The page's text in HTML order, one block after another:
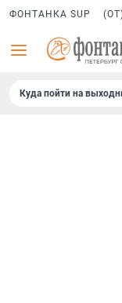
ФОНТАНКА SUP
Куда пойти на